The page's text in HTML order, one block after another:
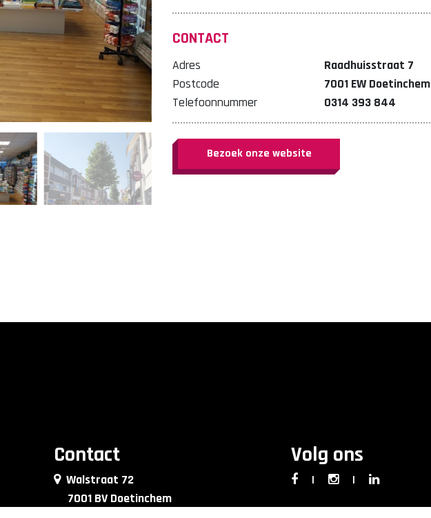
CONTACT
Adres
Raadhuisstraat 7
Postcode
7001 EW Doetinchem
Telefoonnummer
0314 393 844
Bezoek onze website
Contact
Walstraat 72
7001 BV Doetinchem
Volg ons
| |